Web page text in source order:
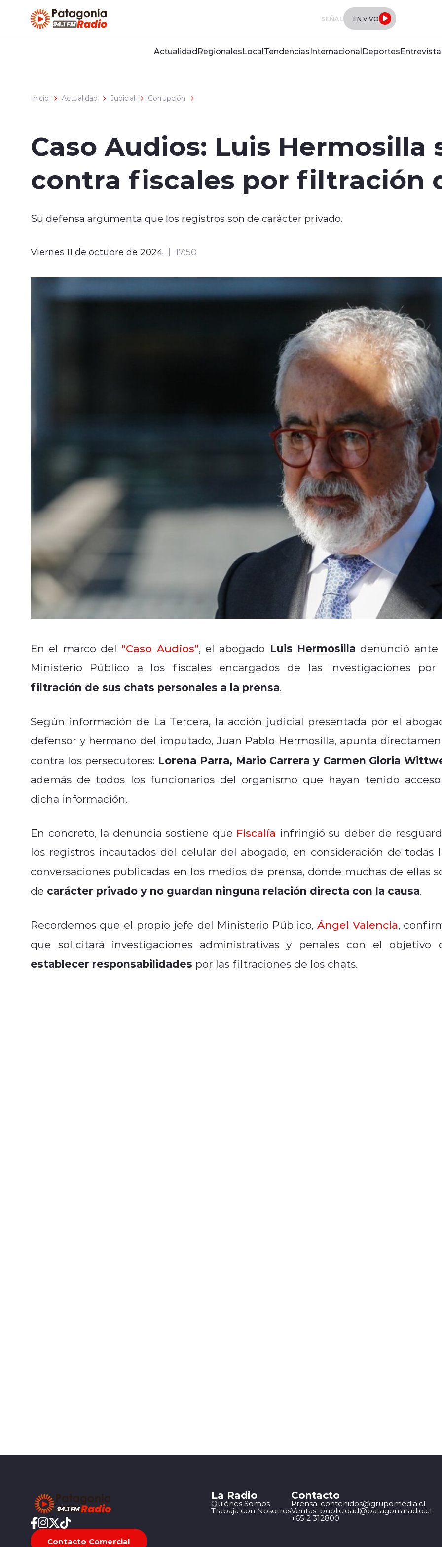
SEÑAL EN VIVO
ActualidadRegionalesLocalTendenciasInternacionalDeportes
Inicio Actualidad Judicial Corrupción
Caso Audios: Luis Hermosilla
contra fiscales por filtración
Su defensa argumenta que los registros son de carácter privado.
Viernes 11 de octubre de 2024 17:50
En el marco del “Caso Audios”, el abogado Luis Hermosilla denunció ante
Ministerio Público a los fiscales encargados de las investigaciones por
filtración de sus chats personales a la prensa.
Según información de La Tercera, la acción judicial presentada por el
defensor y hermano del imputado, Juan Pablo Hermosilla, apunta
contra los persecutores: Lorena Parra, Mario Carrera y Carmen Gloria
además de todos los funcionarios del organismo que hayan tenido
dicha información.
En concreto, la denuncia sostiene que Fiscalía infringió su deber de
los registros incautados del celular del abogado, en consideración de todas
conversaciones publicadas en los medios de prensa, donde muchas de ellas
de carácter privado y no guardan ninguna relación directa con la causa.
Recordemos que el propio jefe del Ministerio Público,Ángel Valencia,
que solicitará investigaciones administrativas y penales con el objetivo
establecer responsabilidades por las filtraciones de los chats.
Contacto Comercial
La Radio
Quiénes Somos
Trabaja con Nosotros
Contacto
Prensa: contenidos@grupomedia.cl
Ventas: publicidad@patagoniaradio.cl
+65 2 312800